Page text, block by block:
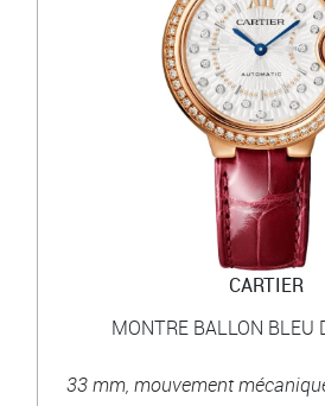
CARTIER
MONTRE BALLON BLEU
33 mm, mouvement